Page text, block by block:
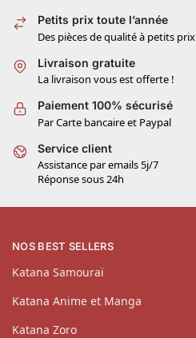
Petits prix toute l’année
Des pièces de qualité à petits prix
Livraison gratuite
La livraison vous est offerte !
Paiement 100% sécurisé
Par Carte bancaire et Paypal
Service client
Assistance par emails 5j/7
Réponse sous 24h
NOS BEST SELLERS
Katana Samouraï
Katana Anime et Manga
Katana Zoro